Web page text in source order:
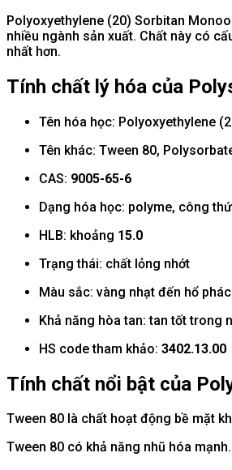
Polyoxyethylene (20) Sorbitan
nhiều ngành sản xuất. Chất này có
nhất hơn.
Tính chất lý hóa của
Tên hóa học: Polyoxyethylene
Tên khác: Tween 80,
CAS: 9005-65-6
Dạng hóa học: polyme, công
HLB: khoảng 15.0
Trạng thái: chất lỏng nhớt
Màu sắc: vàng nhạt đến hổ
Khả năng hòa tan: tan tốt trong
HS code tham khảo: 3402.13.00
Tính chất nổi bật của
Tween 80 là chất hoạt động bề mặt
Tween 80 có khả năng nhũ hóa